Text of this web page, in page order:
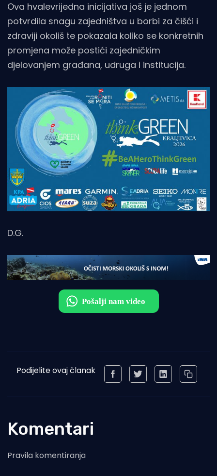
Ova hvalevrijedna inicijativa još je jednom
potvrdila snagu zajedništva u borbi za čišći i
zdraviji okoliš te pokazala koliko se konkretnih
promjena može postići zajedničkim
djelovanjem građana, udruga i institucija.
D.G.
Podijelite ovaj članak
Komentari
Pravila komentiranja